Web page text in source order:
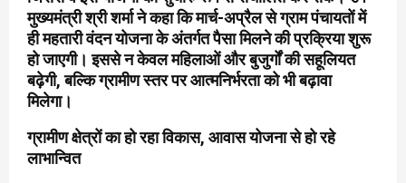
मुख्यमंत्री श्री शर्मा ने कहा कि मार्च-अप्रैल से ग्राम पंचायतों में
ही महतारी वंदन योजना के अंतर्गत पैसा मिलने की प्रक्रिया शुरू
हो जाएगी। इससे न केवल महिलाओं और बुजुर्गों की सहूलियत
बढ़ेगी, बल्कि ग्रामीण स्तर पर आत्मनिर्भरता को भी बढ़ावा
मिलेगा।
ग्रामीण क्षेत्रों का हो रहा विकास, आवास योजना से हो रहे
लाभान्वित